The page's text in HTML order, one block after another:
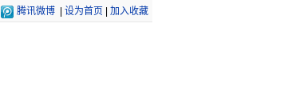
腾讯微博 设为首页 加入收藏